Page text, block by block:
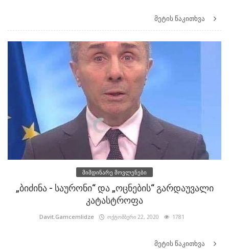
მეტის წაკითხვა
მიმდინარე მოვლენები
„ბიძინა - საურონი“ და „ოცნების“ გარდაუვალი
კატასტროფა
Davit.Gamcemlidze ოქტომბერი 22, 2020 1781
მეტის წაკითხვა